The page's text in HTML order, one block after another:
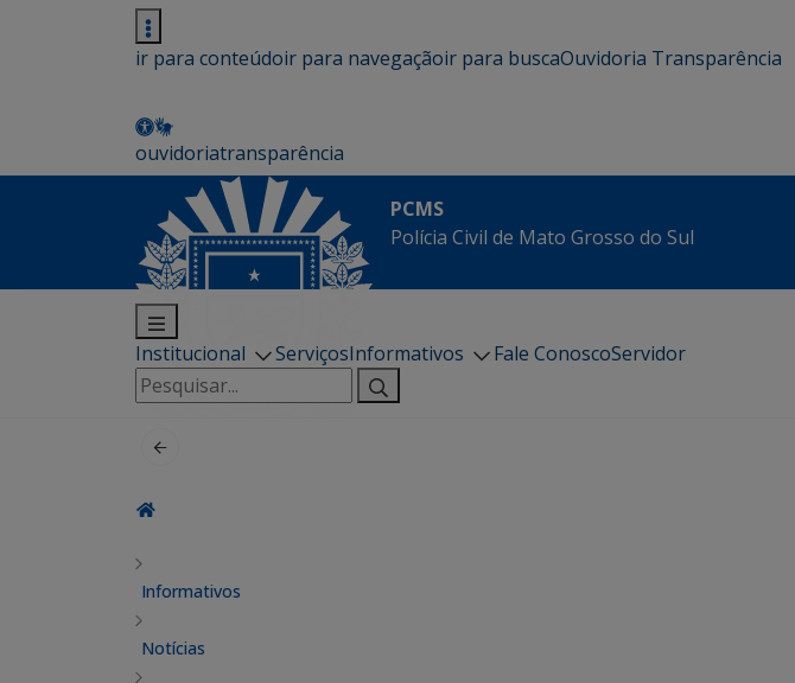
ir para conteúdoir para navegaçãoir para buscaOuvidoria Transparência
ouvidoriatransparência
PCMS
Polícia Civil de Mato Grosso do Sul
Institucional ServiçosInformativos Fale ConoscoServidor
Pesquisar
por:
Informativos
Notícias